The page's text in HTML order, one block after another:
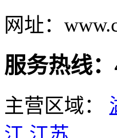
网址：
服务热线
主营区域：